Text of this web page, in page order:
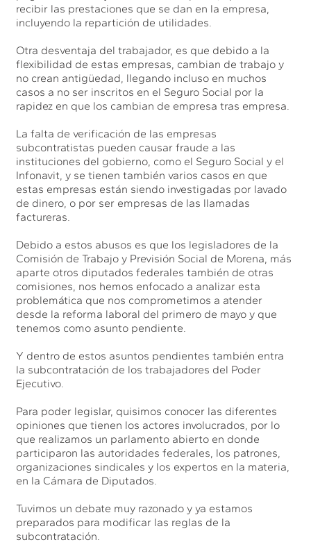
recibir las prestaciones que se dan en la empresa,
incluyendo la repartición de utilidades.
Otra desventaja del trabajador, es que debido a la
flexibilidad de estas empresas, cambian de trabajo y
no crean antigüedad, llegando incluso en muchos
casos a no ser inscritos en el Seguro Social por la
rapidez en que los cambian de empresa tras empresa.
La falta de verificación de las empresas
subcontratistas pueden causar fraude a las
instituciones del gobierno, como el Seguro Social y el
Infonavit, y se tienen también varios casos en que
estas empresas están siendo investigadas por lavado
de dinero, o por ser empresas de las llamadas
factureras.
Debido a estos abusos es que los legisladores de la
Comisión de Trabajo y Previsión Social de Morena, más
aparte otros diputados federales también de otras
comisiones, nos hemos enfocado a analizar esta
problemática que nos comprometimos a atender
desde la reforma laboral del primero de mayo y que
tenemos como asunto pendiente.
Y dentro de estos asuntos pendientes también entra
la subcontratación de los trabajadores del Poder
Ejecutivo.
Para poder legislar, quisimos conocer las diferentes
opiniones que tienen los actores involucrados, por lo
que realizamos un parlamento abierto en donde
participaron las autoridades federales, los patrones,
organizaciones sindicales y los expertos en la materia,
en la Cámara de Diputados.
Tuvimos un debate muy razonado y ya estamos
preparados para modificar las reglas de la
subcontratación.